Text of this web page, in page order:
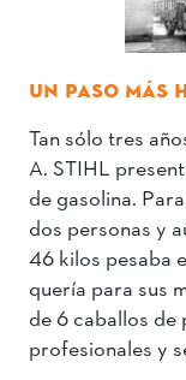
UN PASO MÁS
Tan sólo tres
A. STIHL
de gasolina.
dos personas y
46 kilos pesaba
quería para sus
de 6 caballos de
profesionales y